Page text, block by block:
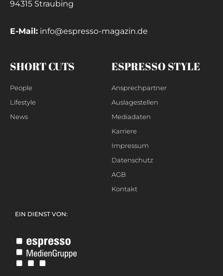
94315 Straubing
E-Mail: info@espresso-magazin.de
SHORT CUTS
People
Lifestyle
News
ESPRESSO STYLE
Ansprechpartner
Auslagestellen
Mediadaten
Karriere
Impressum
Datenschutz
AGB
Kontakt
EIN DIENST VON: